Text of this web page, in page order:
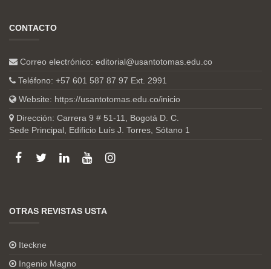
CONTACTO
Correo electrónico: editorial@usantotomas.edu.co
Teléfono: +57 601 587 87 97 Ext. 2991
Website: https://usantotomas.edu.co/inicio
Dirección: Carrera 9 # 51-11, Bogotá D. C.
Sede Principal, Edificio Luís J. Torres, Sótano 1
OTRAS REVISTAS USTA
Iteckne
Ingenio Magno